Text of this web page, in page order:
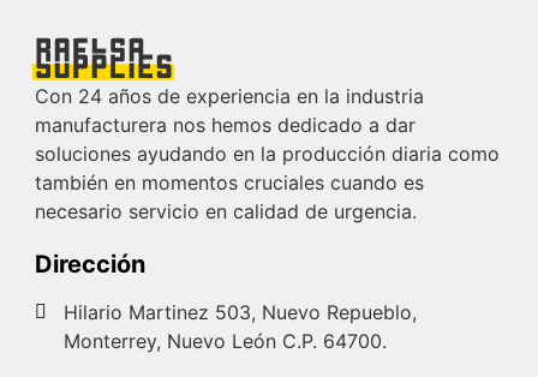
Con 24 años de experiencia en la industria
manufacturera nos hemos dedicado a dar
soluciones ayudando en la producción diaria como
también en momentos cruciales cuando es
necesario servicio en calidad de urgencia.
Dirección
Hilario Martinez 503, Nuevo Repueblo,
Monterrey, Nuevo León C.P. 64700.